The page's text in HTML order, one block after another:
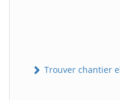
Trouver chantier